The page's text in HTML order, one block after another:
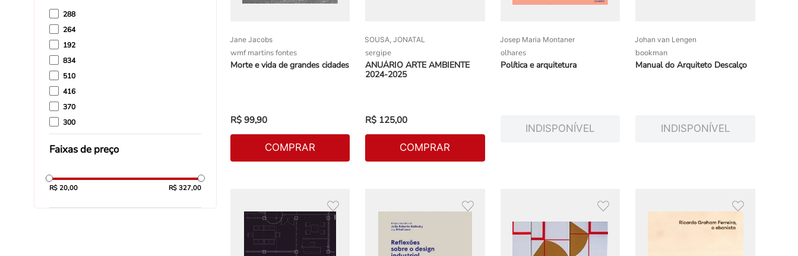
288
264
192
834
510
416
370
300
224
Faixas de preço
R$ 20,00 R$ 327,00
Jane Jacobs
wmf martins fontes
Morte e vida de grandes cidades
R$ 99,90
COMPRAR
SOUSA, JONATAL
sergipe
ANUÁRIO ARTE AMBIENTE
2024-2025
R$ 125,00
COMPRAR
Josep Maria Montaner
olhares
Política e arquitetura
INDISPONÍVEL
Johan van Lengen
bookman
Manual do Arquiteto Descalço
INDISPONÍVEL